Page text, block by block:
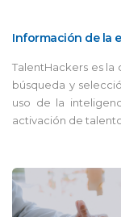
Información de la
TalentHackers es
búsqueda y
uso de la
activación de